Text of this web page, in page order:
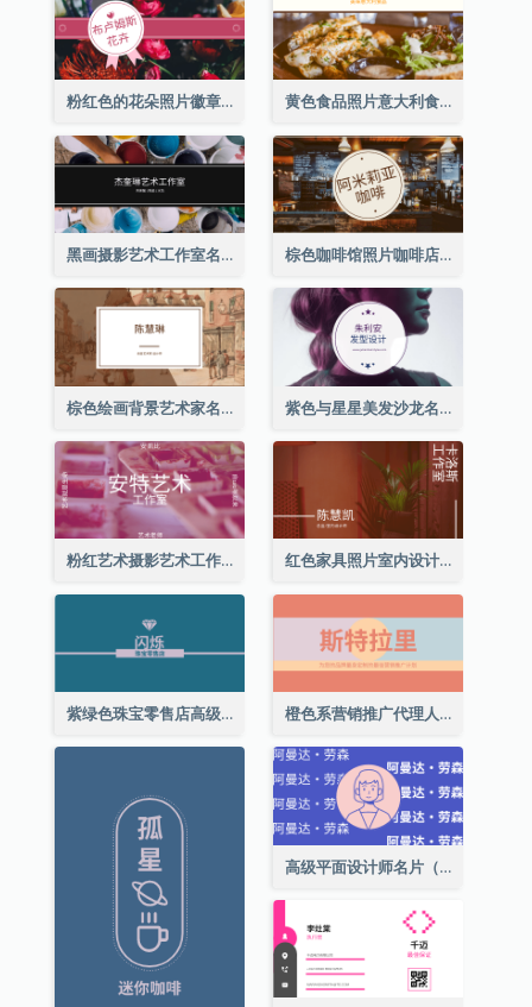
粉红色的花朵照片徽章花店名片 黄色食品照片意大利食品名片
黑画摄影艺术工作室名片 棕色咖啡馆照片咖啡店名片
棕色绘画背景艺术家名片 紫色与星星美发沙龙名片
粉红艺术摄影艺术工作室名片 红色家具照片室内设计名片
紫绿色珠宝零售店高级总监名片 橙色系营销推广代理人名片
高级平面设计师名片（附自画像）